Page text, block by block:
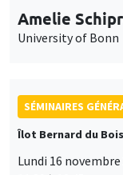
University of Bonn
SÉMINAIRES
Îlot Bernard du Bois
11:30 à 12:45